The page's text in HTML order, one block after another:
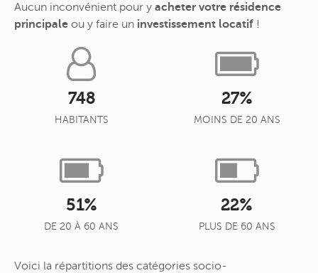
Aucun inconvénient pour y acheter votre résidence
principale ou y faire un investissement locatif !
748
HABITANTS
27%
MOINS DE 20 ANS
51%
DE 20 À 60 ANS
22%
PLUS DE 60 ANS
Voici la répartitions des catégories socio-